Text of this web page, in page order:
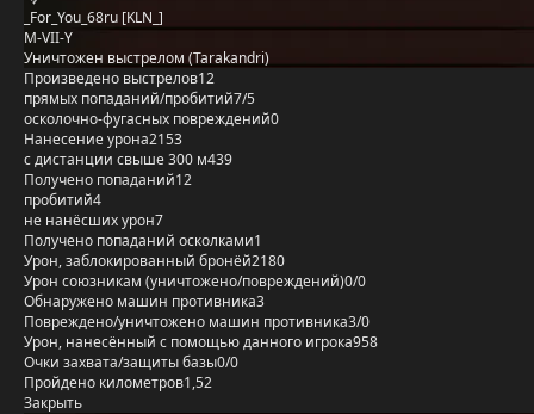
_For_You_68ru [KLN_]
M-VII-Y
Уничтожен выстрелом (Tarakandri)
Произведено выстрелов12
прямых попаданий/пробитий7/5
осколочно-фугасных повреждений0
Нанесение урона2153
с дистанции свыше 300 м439
Получено попаданий12
пробитий4
не нанёсших урон7
Получено попаданий осколками1
Урон, заблокированный бронёй2180
Урон союзникам (уничтожено/повреждений)0/0
Обнаружено машин противника3
Повреждено/уничтожено машин противника3/0
Урон, нанесённый с помощью данного игрока958
Очки захвата/защиты базы0/0
Пройдено километров1,52
Закрыть